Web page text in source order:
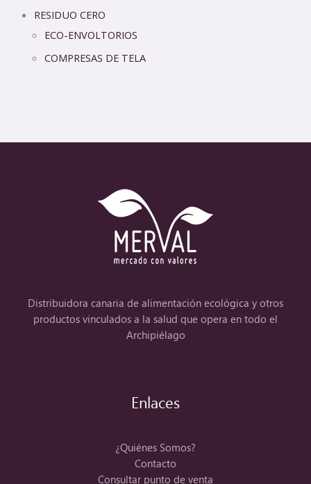
RESIDUO CERO
ECO-ENVOLTORIOS
COMPRESAS DE TELA
Distribuidora canaria de alimentación ecológica y otros
productos vinculados a la salud que opera en todo el
Archipiélago
Enlaces
¿Quiénes Somos?
Contacto
Consultar punto de venta